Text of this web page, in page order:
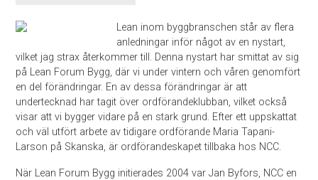
Lean inom byggbranschen står av flera
anledningar inför något av en nystart,
vilket jag strax återkommer till. Denna nystart har smittat av sig
på Lean Forum Bygg, där vi under vintern och våren genomfört
en del förändringar. En av dessa förändringar är att
undertecknad har tagit över ordförandeklubban, vilket också
visar att vi bygger vidare på en stark grund. Efter ett uppskattat
och väl utfört arbete av tidigare ordförande Maria Tapani-
Larson på Skanska, är ordförandeskapet tillbaka hos NCC.
När Lean Forum Bygg initierades 2004 var Jan Byfors, NCC en